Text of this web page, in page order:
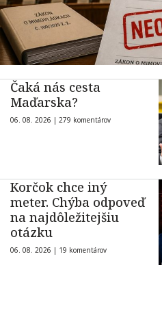
Čaká nás cesta
Maďarska?
06. 08. 2026 | 279 komentárov
Korčok chce iný
meter. Chýba odpoveď
na najdôležitejšiu
otázku
06. 08. 2026 | 19 komentárov